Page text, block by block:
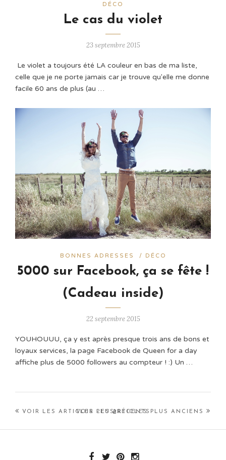
DÉCO
Le cas du violet
23 septembre 2015
Le violet a toujours été LA couleur en bas de ma liste,
celle que je ne porte jamais car je trouve qu'elle me donne
facile 60 ans de plus (au …
BONNES ADRESSES / DÉCO
5000 sur Facebook, ça se fête !
(Cadeau inside)
22 septembre 2015
YOUHOUUU, ça y est après presque trois ans de bons et
loyaux services, la page Facebook de Queen for a day
affiche plus de 5000 followers au compteur ! :) Un …
2
VOIR LES ARTICLES PLUS RÉCENTS
VOIR LES ARTICLES PLUS ANCIENS